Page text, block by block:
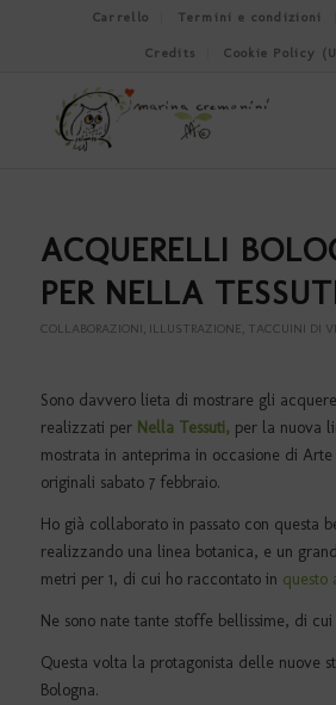
Carrello Termini e condizioni
Credits Cookie Policy
ACQUERELLI
PER NELLA
COLLABORAZIONI, ILLUSTRAZIONE, TACCUINI DI
Sono davvero lieta di mostrare gli
realizzati per Nella Tessuti,per la nuova
mostrata in anteprima in occasione di Arte
originali sabato 7 febbraio.
Ho già collaborato in passato con questa
realizzando una linea botanica, e un
metri per 1, di cui ho raccontato in questo
Ne sono nate tante stoffe bellissime, di cui
Questa volta la protagonista delle nuove
Bologna.